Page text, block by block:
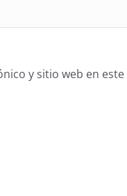
y sitio web en